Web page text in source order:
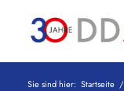
Sie sind hier: Startseite /